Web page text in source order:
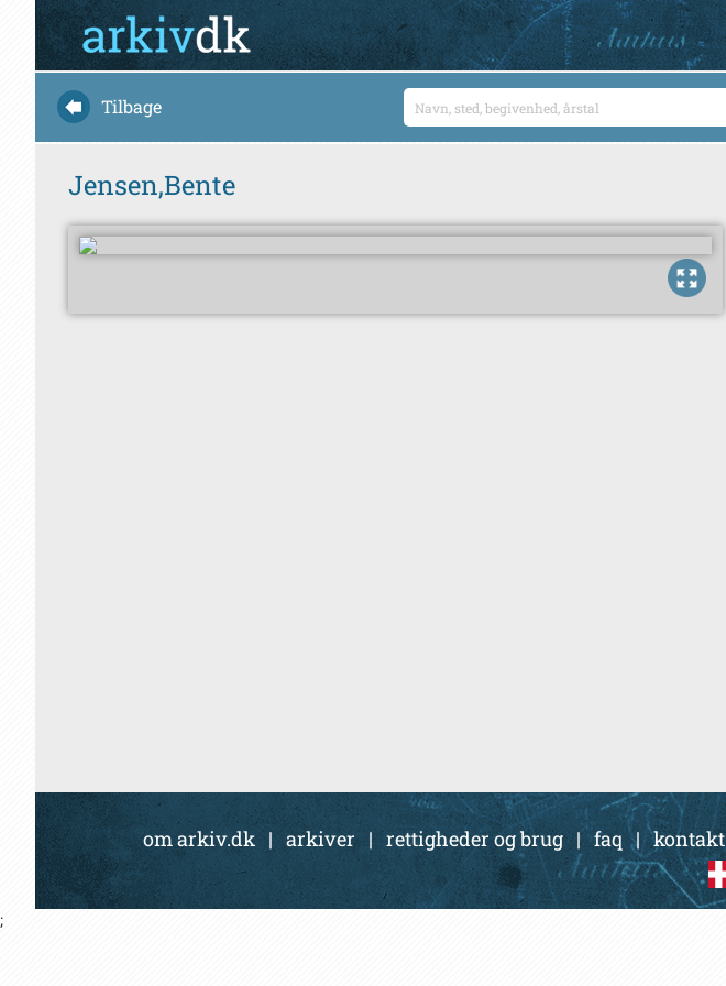
Tilbage
Jensen,Bente
om arkiv.dk | arkiver| rettigheder og brug|faq |kontakt
;